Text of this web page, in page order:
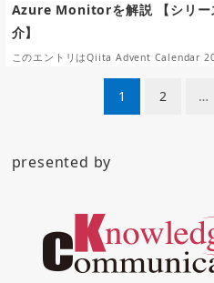
Azure Monitorを解説 【シリー
介】
このエントリはQiita Advent Calendar
ビ
1 2 …
presented by